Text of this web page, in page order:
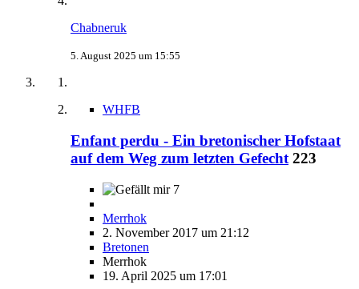
Chabneruk
5. August 2025 um 15:55
WHFB
Enfant perdu - Ein bretonischer Hofstaat
auf dem Weg zum letzten Gefecht 223
7
Merrhok
2. November 2017 um 21:12
Bretonen
Merrhok
19. April 2025 um 17:01